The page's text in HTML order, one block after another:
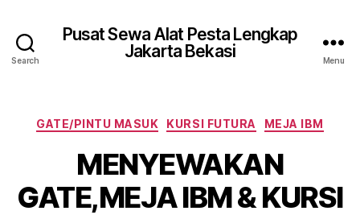
Search
Pusat Sewa Alat Pesta Lengkap
Jakarta Bekasi
Menu
Categories
GATE/PINTU MASUK KURSI FUTURA MEJA IBM
MENYEWAKAN
GATE,MEJA IBM & KURSI